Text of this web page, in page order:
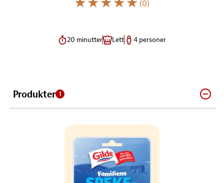
(0)
20 minutter Lett 4 personer
Produkter 1